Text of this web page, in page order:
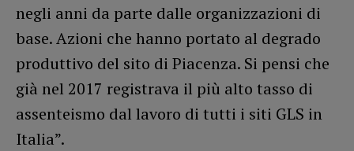
negli anni da parte dalle organizzazioni di
base. Azioni che hanno portato al degrado
produttivo del sito di Piacenza. Si pensi che
già nel 2017 registrava il più alto tasso di
assenteismo dal lavoro di tutti i siti GLS in
Italia”.